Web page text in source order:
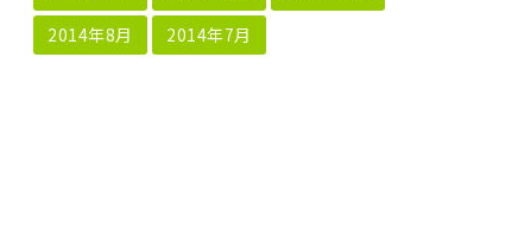
2014年8月
2014年7月